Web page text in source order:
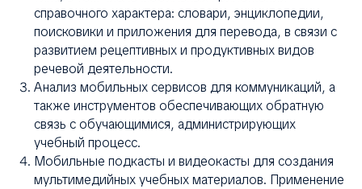
справочного характера: словари, энциклопедии,
поисковики и приложения для перевода, в связи с
развитием рецептивных и продуктивных видов
речевой деятельности.
Анализ мобильных сервисов для коммуникаций, а
также инструментов обеспечивающих обратную
связь с обучающимися, администрирующих
учебный процесс.
Мобильные подкасты и видеокасты для создания
мультимедийных учебных материалов. Применение